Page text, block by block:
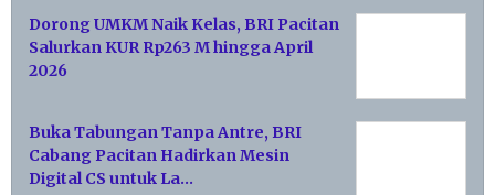
Dorong UMKM Naik Kelas, BRI Pacitan
Salurkan KUR Rp263 M hingga April
2026
Buka Tabungan Tanpa Antre, BRI
Cabang Pacitan Hadirkan Mesin
Digital CS untuk La…